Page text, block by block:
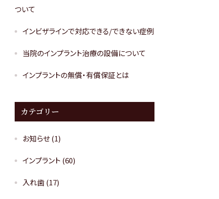
ついて
インビザラインで対応できる/できない症例
当院のインプラント治療の設備について
インプラントの無償・有償保証とは
カテゴリー
お知らせ(1)
インプラント (60)
入れ歯(17)